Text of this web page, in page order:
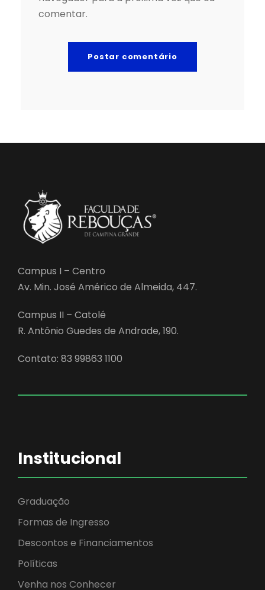
comentar.
Campus I – Centro
Av. Min. José Américo de Almeida, 447.
Campus II – Catolé
R. Antônio Guedes de Andrade, 190.
Contato: 83 99863 1100
Institucional
Graduação
Formas de Ingresso
Descontos e Financiamentos
Políticas
Venha nos Conhecer